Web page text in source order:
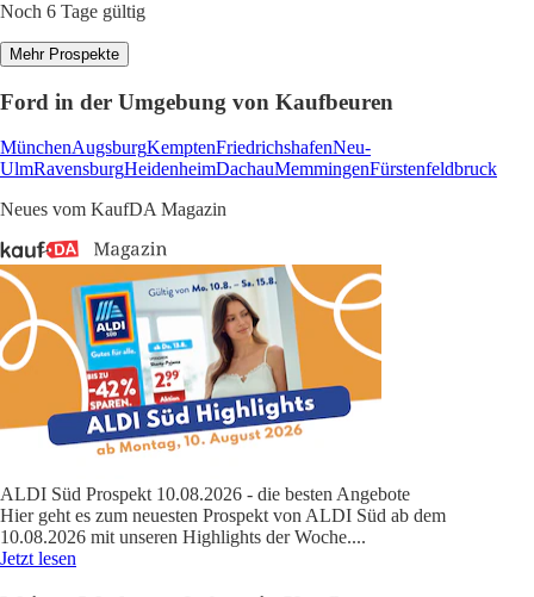
Noch 6 Tage gültig
Mehr Prospekte
Ford in der Umgebung von Kaufbeuren
MünchenAugsburgKemptenFriedrichshafenNeu-
UlmRavensburgHeidenheimDachauMemmingenFürstenfeldbruck
Neues vom KaufDA Magazin
ALDI Süd Prospekt 10.08.2026 - die besten Angebote
Hier geht es zum neuesten Prospekt von ALDI Süd ab dem
10.08.2026 mit unseren Highlights der Woche....
Jetzt lesen